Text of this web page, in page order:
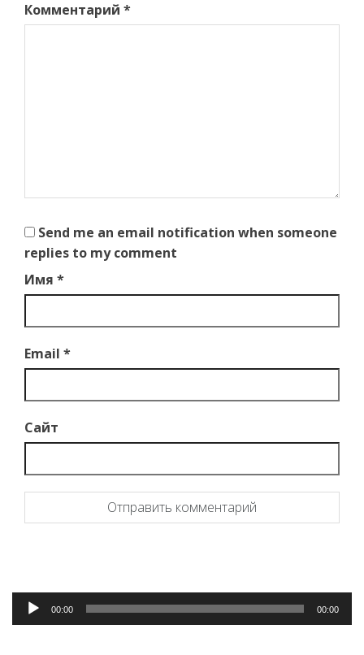
Комментарий *
Send me an email notification when someone
replies to my comment
Имя *
Email *
Сайт
Аудиоплеер
00:00 00:00